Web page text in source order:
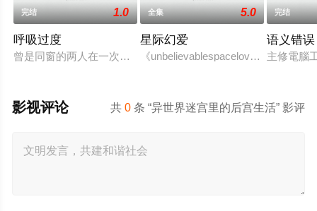
完结 1.0
呼吸过度
曾是同窗的两人在一次同学会上再次见面引发回忆杀~
全集 5.0
星际幻爱
《unbelievablespacelove》是2018
完结
语义错误
主修電腦
共0 条 “异世界迷宫里的后宫生活” 影评
影视评论